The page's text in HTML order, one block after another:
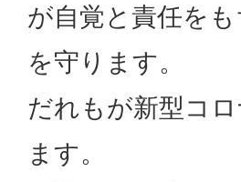
が自覚と責任を
を守ります。
だれもが新型コ
ます。